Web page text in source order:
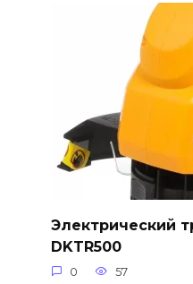
Электрический
DKTR500
0 57